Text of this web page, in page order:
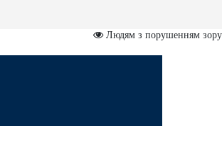
Людям з порушенням зору